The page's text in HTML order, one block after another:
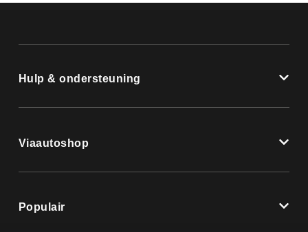
Hulp & ondersteuning
Viaautoshop
Populair